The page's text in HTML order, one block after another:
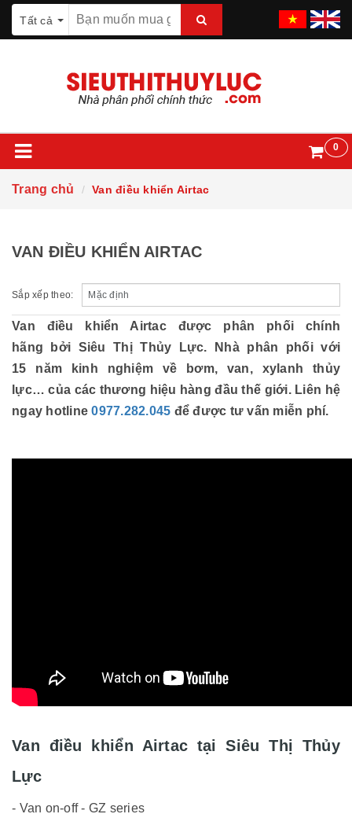
Tất cả
0
Trang chủ Van điều khiển Airtac
VAN ĐIỀU KHIỂN AIRTAC
Sắp xếp theo:
Van điều khiển Airtac được phân phối chính
hãng bởi Siêu Thị Thủy Lực. Nhà phân phối với
15 năm kinh nghiệm về bơm, van, xylanh thủy
lực… của các thương hiệu hàng đầu thế giới. Liên hệ
ngay hotline0977.282.045 để được tư vấn miễn phí.
Van điều khiển Airtac tại Siêu Thị Thủy
Lực
- Van on-off - GZ series